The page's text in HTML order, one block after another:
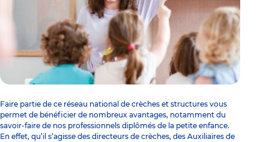
Faire partie de ce réseau national de crèches et structures vous
permet de bénéficier de nombreux avantages, notamment du
savoir-faire de nos professionnels diplômés de la petite enfance.
En effet, qu’il s’agisse des directeurs de crèches, des Auxiliaires de